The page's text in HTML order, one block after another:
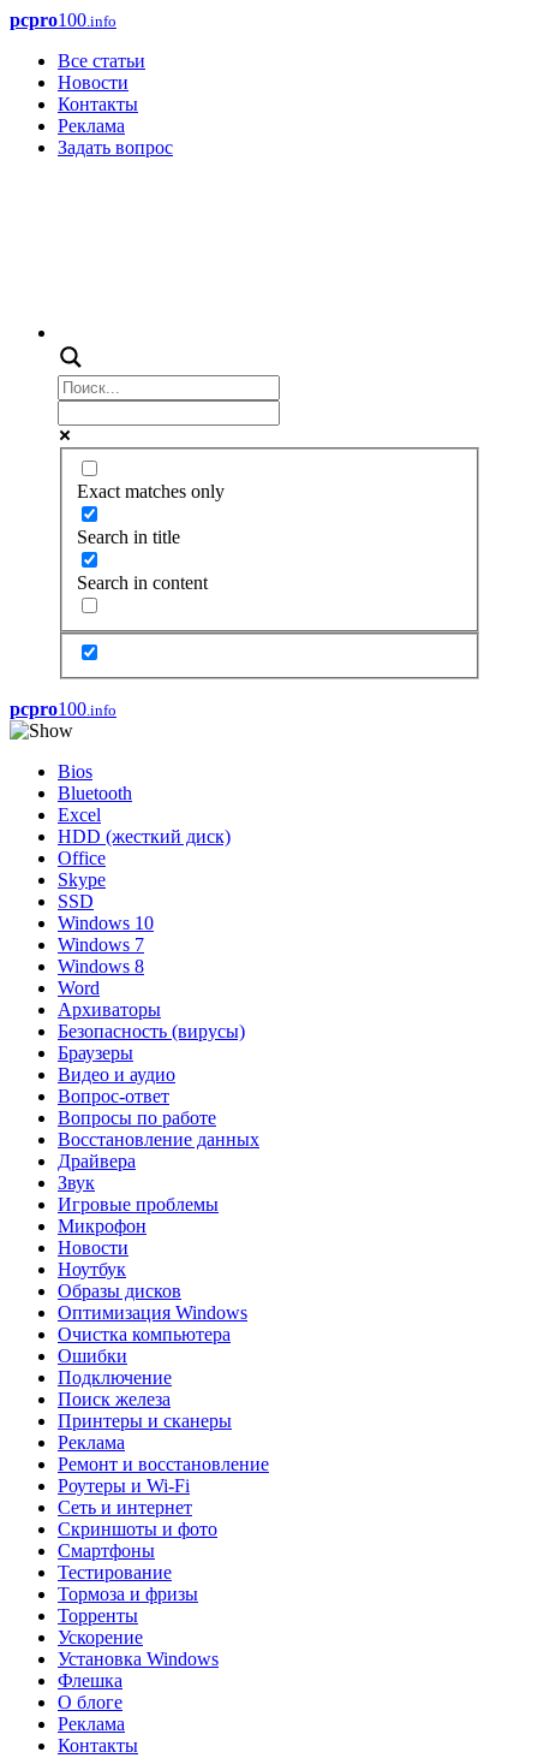
pcpro100.info
Все статьи
Новости
Контакты
Реклама
Задать вопрос
Exact matches only
Search in title
Search in content
pcpro100.info
Bios
Bluetooth
Excel
HDD (жесткий диск)
Office
Skype
SSD
Windows 10
Windows 7
Windows 8
Word
Архиваторы
Безопасность (вирусы)
Браузеры
Видео и аудио
Вопрос-ответ
Вопросы по работе
Восстановление данных
Драйвера
Звук
Игровые проблемы
Микрофон
Новости
Ноутбук
Образы дисков
Оптимизация Windows
Очистка компьютера
Ошибки
Подключение
Поиск железа
Принтеры и сканеры
Реклама
Ремонт и восстановление
Роутеры и Wi-Fi
Сеть и интернет
Скриншоты и фото
Смартфоны
Тестирование
Тормоза и фризы
Торренты
Ускорение
Установка Windows
Флешка
О блоге
Реклама
Контакты